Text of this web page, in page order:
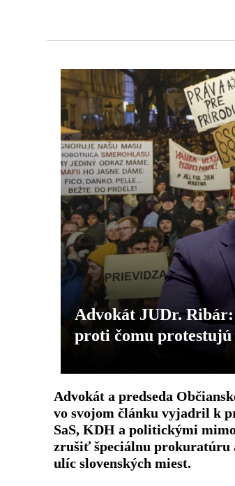
Advokát JUDr.
proti čomu protestujú
Advokát a predseda
vo svojom článku vyjadril k
SaS, KDH a politickými
zrušiť špeciálnu prokuratúru
ulíc slovenských miest.